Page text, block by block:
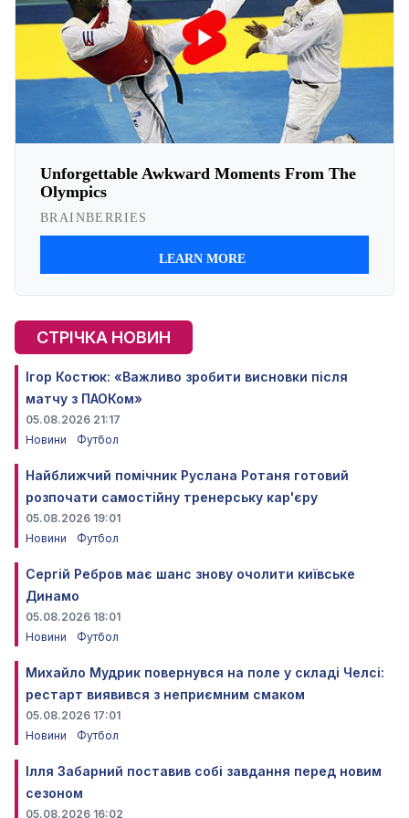
СТРІЧКА НОВИН
Ігор Костюк: «Важливо зробити висновки після
матчу з ПАОКом»
05.08.2026 21:17
Новини
Футбол
Найближчий помічник Руслана Ротаня готовий
розпочати самостійну тренерську кар'єру
05.08.2026 19:01
Новини
Футбол
Сергій Ребров має шанс знову очолити київське
Динамо
05.08.2026 18:01
Новини
Футбол
Михайло Мудрик повернувся на поле у складі Челсі:
рестарт виявився з неприємним смаком
05.08.2026 17:01
Новини
Футбол
Ілля Забарний поставив собі завдання перед новим
сезоном
05.08.2026 16:02